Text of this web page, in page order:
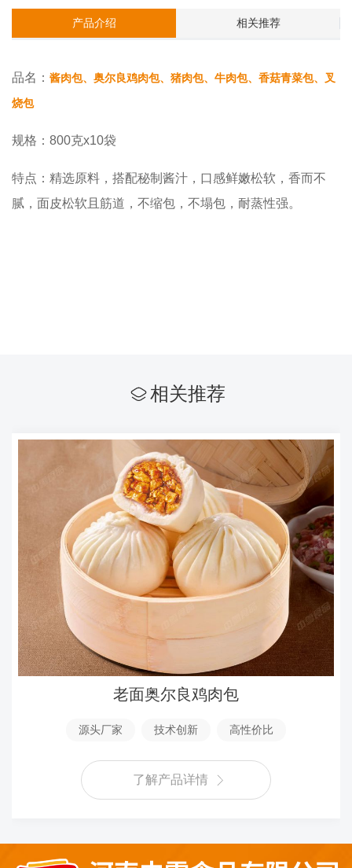
产品介绍 相关推荐
品名： 酱肉包、奥尔良鸡肉包、猪肉包、牛肉包、香菇青菜包、叉
烧包
规格：800克x10袋
特点：精选原料，搭配秘制酱汁，口感鲜嫩松软，香而不
腻，面皮松软且筋道，不缩包，不塌包，耐蒸性强。
相关推荐
老面奥尔良鸡肉包
源头厂家 技术创新 高性价比
了解产品详情